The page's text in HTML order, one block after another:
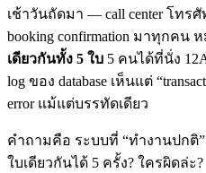
เช้าวันถัดมา — call center โทร
booking confirmation มาทุกค
เดียวกันทั้ง 5 ใบ 5 คนได้ที่นั่ง
log ของ database เห็นแต่
error แม้แต่บรรทัดเดียว
คำถามคือ ระบบที่ “ทำงานปกติ”
ใบเดียวกันได้ 5 ครั้ง? ใครผิดล่ะ?